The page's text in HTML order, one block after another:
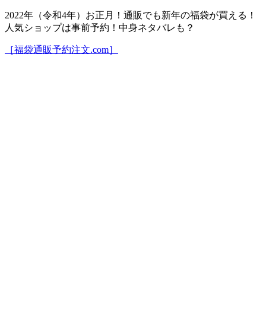
2022年（令和4年）お正月！通販でも新年の福袋が買える！
人気ショップは事前予約！中身ネタバレも？
［福袋通販予約注文.com］